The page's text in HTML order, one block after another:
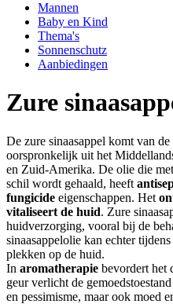
Mannen
Baby en Kind
Thema's
Sonnenschutz
Aanbiedingen
Zure
De zure sinaasappel komt van
oorspronkelijk uit het
en Zuid-Amerika. De olie die
schil wordt gehaald, heeft
fungicide eigenschappen. Het
vitaliseert de huid. Zure
huidverzorging, vooral bij de
sinaasappelolie kan echter
plekken op de huid.
In aromatherapie bevordert het
geur verlicht de
en pessimisme, maar ook moed